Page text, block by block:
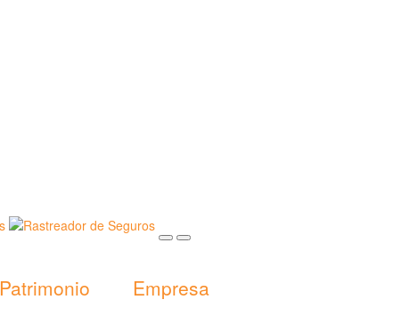
Patrimonio Empresa